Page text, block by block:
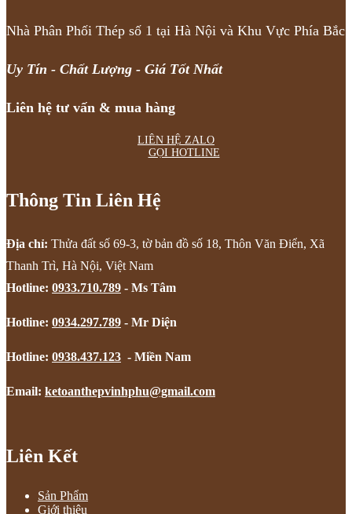
Nhà Phân Phối Thép số 1 tại Hà Nội và Khu Vực Phía Bắc
Uy Tín - Chất Lượng - Giá Tốt Nhất
Liên hệ tư vấn & mua hàng
LIÊN HỆ ZALO
GỌI HOTLINE
Thông Tin Liên Hệ
Địa chỉ: Thửa đất số 69-3, tờ bản đồ số 18, Thôn Văn Điển, Xã
Thanh Trì, Hà Nội, Việt Nam
Hotline: 0933.710.789 - Ms Tâm
Hotline: 0934.297.789 - Mr Diện
Hotline: 0938.437.123 - Miền Nam
Email: ketoanthepvinhphu@gmail.com
Liên Kết
Sản Phẩm
Giới thiệu